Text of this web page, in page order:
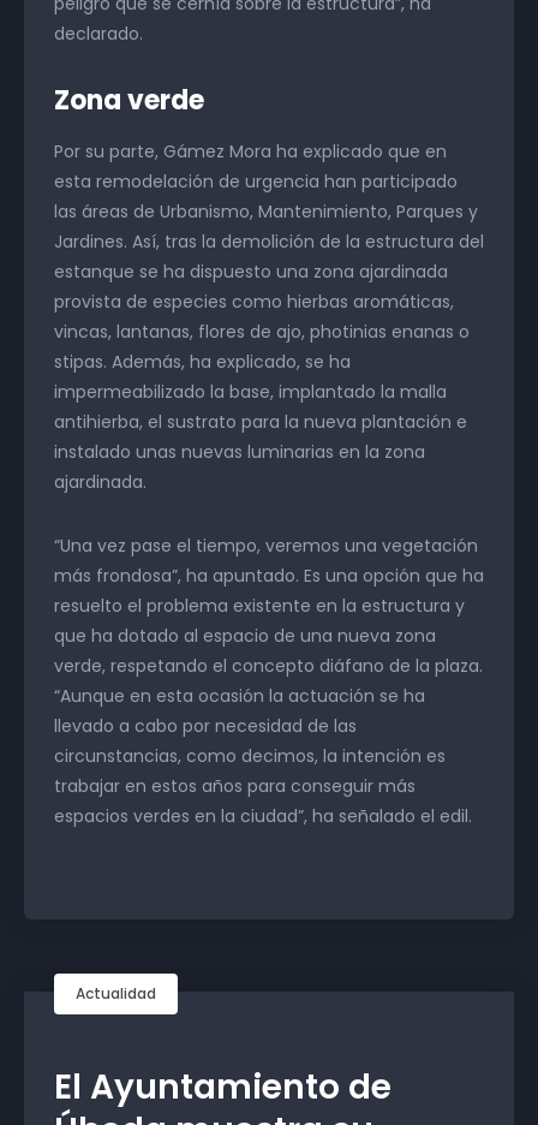
declarado.
Zona verde
Por su parte, Gámez Mora ha explicado que en
esta remodelación de urgencia han participado
las áreas de Urbanismo, Mantenimiento, Parques y
Jardines. Así, tras la demolición de la estructura del
estanque se ha dispuesto una zona ajardinada
provista de especies como hierbas aromáticas,
vincas, lantanas, flores de ajo, photinias enanas o
stipas. Además, ha explicado, se ha
impermeabilizado la base, implantado la malla
antihierba, el sustrato para la nueva plantación e
instalado unas nuevas luminarias en la zona
ajardinada.
“Una vez pase el tiempo, veremos una vegetación
más frondosa”, ha apuntado. Es una opción que ha
resuelto el problema existente en la estructura y
que ha dotado al espacio de una nueva zona
verde, respetando el concepto diáfano de la plaza.
“Aunque en esta ocasión la actuación se ha
llevado a cabo por necesidad de las
circunstancias, como decimos, la intención es
trabajar en estos años para conseguir más
espacios verdes en la ciudad”, ha señalado el edil.
Actualidad
El Ayuntamiento de